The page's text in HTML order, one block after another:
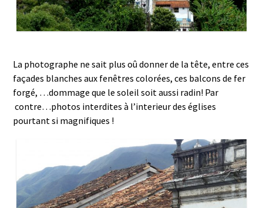
La photographe ne sait plus oû donner de la tête, entre ces
façades blanches aux fenêtres colorées, ces balcons de fer
forgé, …dommage que le soleil soit aussi radin! Par
contre…photos interdites à l’interieur des églises
pourtant si magnifiques !